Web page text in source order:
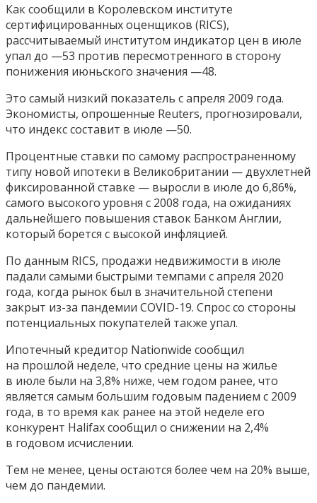
Как сообщили в Королевском институте
сертифицированных оценщиков (RICS),
рассчитываемый институтом индикатор цен в июле
упал до —53 против пересмотренного в сторону
понижения июньского значения —48.
Это самый низкий показатель с апреля 2009 года.
Экономисты, опрошенные Reuters, прогнозировали,
что индекс составит в июле —50.
Процентные ставки по самому распространенному
типу новой ипотеки в Великобритании — двухлетней
фиксированной ставке — выросли в июле до 6,86%,
самого высокого уровня с 2008 года, на ожиданиях
дальнейшего повышения ставок Банком Англии,
который борется с высокой инфляцией.
По данным RICS, продажи недвижимости в июле
падали самыми быстрыми темпами с апреля 2020
года, когда рынок был в значительной степени
закрыт из-за пандемии COVID-19. Спрос со стороны
потенциальных покупателей также упал.
Ипотечный кредитор Nationwide сообщил
на прошлой неделе, что средние цены на жилье
в июле были на 3,8% ниже, чем годом ранее, что
является самым большим годовым падением с 2009
года, в то время как ранее на этой неделе его
конкурент Halifax сообщил о снижении на 2,4%
в годовом исчислении.
Тем не менее, цены остаются более чем на 20% выше,
чем до пандемии.